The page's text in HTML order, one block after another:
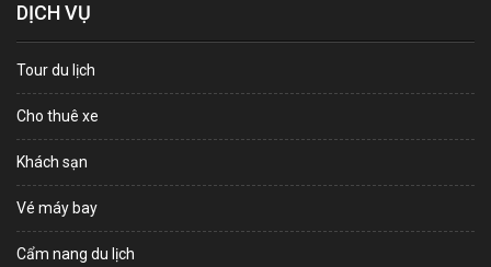
DỊCH VỤ
Tour du lịch
Cho thuê xe
Khách sạn
Vé máy bay
Cẩm nang du lịch